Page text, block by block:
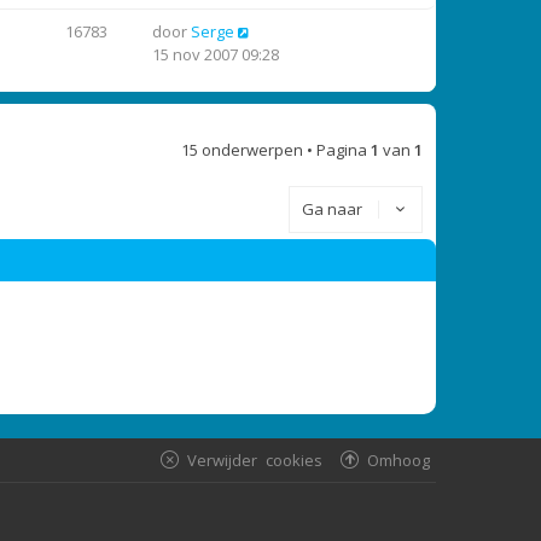
16783 door Serge
15 nov 2007 09:28
15 onderwerpen • Pagina 1 van 1
Ga naar
Omhoog
Verwijder cookies